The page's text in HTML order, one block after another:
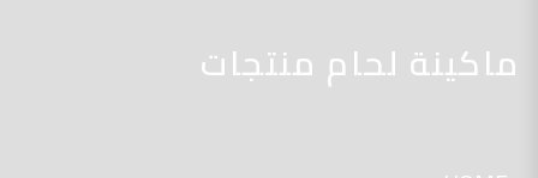
ماكينة لحام منتجات